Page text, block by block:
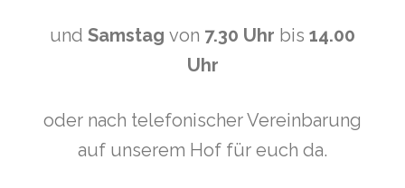
und Samstag von 7.30 Uhr bis 14.00
Uhr
oder nach telefonischer Vereinbarung
auf unserem Hof für euch da.